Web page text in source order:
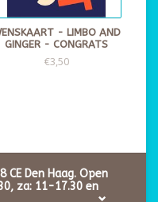
- LIMBO AND
GINGER - CONGRATS
€3,50
Den Haag. Open
za: 11-17.30 en